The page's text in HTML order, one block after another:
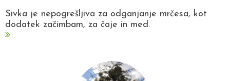
Sivka je nepogrešljiva za odganjanje mrčesa, kot
dodatek začimbam, za čaje in med.